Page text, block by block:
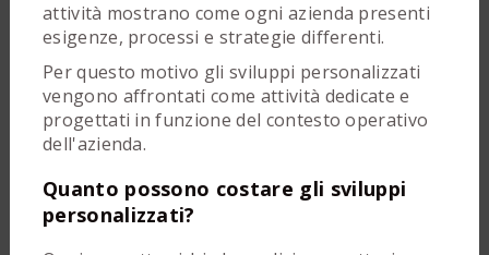
attività mostrano come ogni azienda presenti
esigenze, processi e strategie differenti.
Per questo motivo gli sviluppi personalizzati
vengono affrontati come attività dedicate e
progettati in funzione del contesto operativo
dell'azienda.
Quanto possono costare gli sviluppi
personalizzati?